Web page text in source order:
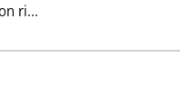
ri...